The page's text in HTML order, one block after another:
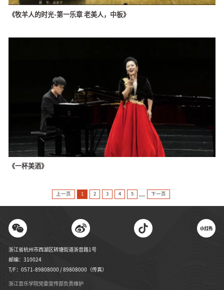
《牧羊人的时光-第一乐章 老美人，中板》
《一杯美酒》
上一页 1 2 3 4 5 ... 下一页
浙江省杭州市西湖区转塘街道浙音路1号
邮编：310024
T/F：0571-89808000 / 89808000（传真）
浙江音乐学院党委宣传部负责维护